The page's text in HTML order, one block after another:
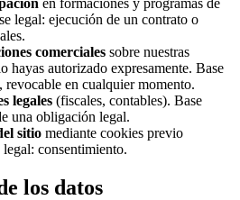
en formaciones y programas de
legal: ejecución de un contrato o
comerciales sobre nuestras
hayas autorizado expresamente. Base
revocable en cualquier momento.
legales (fiscales, contables). Base
una obligación legal.
sitio mediante cookies previo
consentimiento.
los datos